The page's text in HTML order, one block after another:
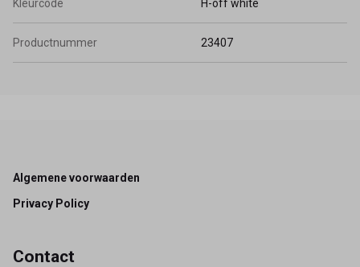
Kleurcode H-off white
Productnummer 23407
Footer
Algemene voorwaarden
Privacy Policy
Contact